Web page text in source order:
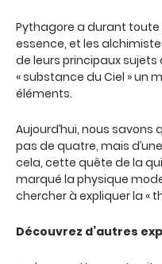
Pythagore a durant toute
essence, et les
de leurs principaux
« substance du Ciel » un
éléments.
Aujourd’hui, nous savons
pas de quatre, mais
cela, cette quête de la
marqué la physique
chercher à expliquer la «
Découvrez d’autres